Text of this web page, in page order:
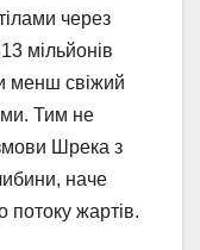
через
мільйонів
менш свіжий
Тим не
Шрека з
наче
потоку жартів.